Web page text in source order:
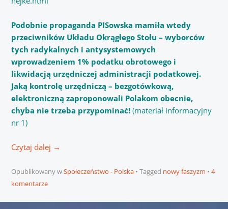
Podobnie propaganda PISowska mamiła wtedy
przeciwników Układu Okrągłego Stołu – wyborców
tych radykalnych i antysystemowych
wprowadzeniem 1% podatku obrotowego i
likwidacją urzędniczej administracji podatkowej.
Jaką kontrolę urzędniczą – bezgotówkową,
elektroniczną zaproponowali Polakom obecnie,
chyba nie trzeba przypominać!(materiał informacyjny
nr 1)
Czytaj dalej →
Opublikowany wSpołeczeństwo - Polska Tagged nowy faszyzm
4
komentarze